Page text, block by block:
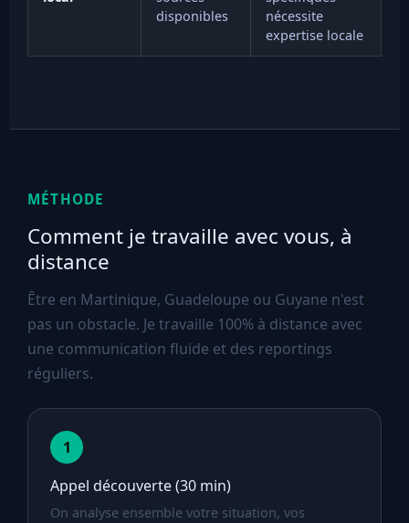
disponibles
nécessite
expertise locale
MÉTHODE
Comment je travaille avec vous, à
distance
Être en Martinique, Guadeloupe ou Guyane n'est
pas un obstacle. Je travaille 100% à distance avec
une communication fluide et des reportings
réguliers.
1
Appel découverte (30 min)
On analyse ensemble votre situation, vos